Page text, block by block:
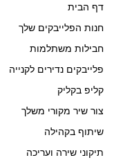
דף הבית
חנות הפלייבקים שלך
חבילות משתלמות
פלייבקים נדירים לקנייה
קליפ בקליק
צור שיר מקורי משלך
שיתוף בקהילה
תיקוני שירה ועריכה